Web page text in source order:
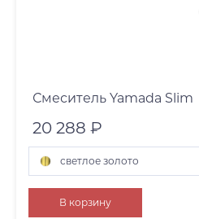
Смеситель Yamada Slim
20 288 ₽
светлое золото
светлое золото
нержавеющая сталь
В корзину